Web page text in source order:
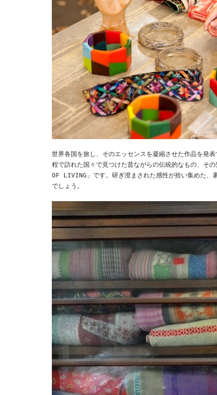
世界各国を旅し、そのエッセンスを凝縮させた作品を発
程で訪れた国々で見つけた昔ながらの伝統的なもの、そ
OF LIVING」です。研ぎ澄まされた感性が拾い集めた、
でしょう。